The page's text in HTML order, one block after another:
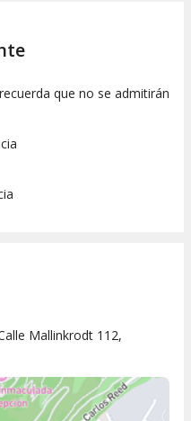
que no se admitirán
Mallinkrodt 112,